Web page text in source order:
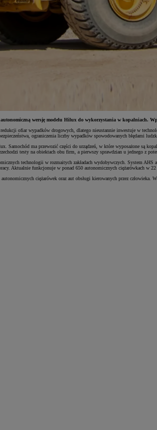
wersję modelu Hilux do wykorzystania w kopalniach.
ofiar wypadków drogowych, dlatego nieustannie inwestuje w
ograniczenia liczby wypadków spowodowanych błędami
Samochód ma przewozić części do urządzeń, w które wyposażone są
testy na obiektach obu firm, a pierwszy sprawdzian u jednego z
technologii w rozmaitych zakładach wydobywczych. System
Aktualnie funkcjonuje w ponad 650 autonomicznych ciężarówkach w
ciężarówek oraz aut obsługi kierowanych przez